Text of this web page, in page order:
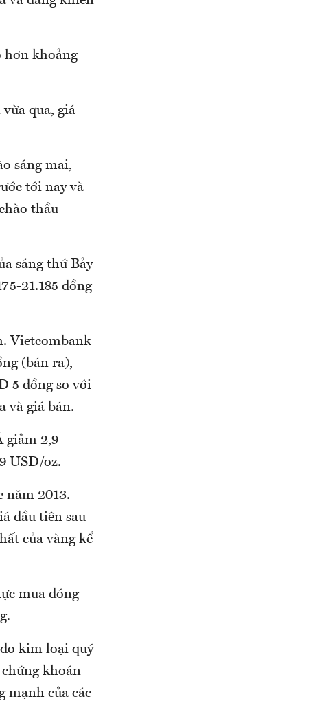
hơn khoảng
qua, giá
sáng mai,
tới nay và
thầu
sáng thứ Bảy
21.185 đồng
Vietcombank
(bán ra),
5 đồng so với
và giá bán.
giảm 2,9
USD/oz.
năm 2013.
đầu tiên sau
của vàng kể
mua đóng
kim loại quý
khoán
mạnh của các